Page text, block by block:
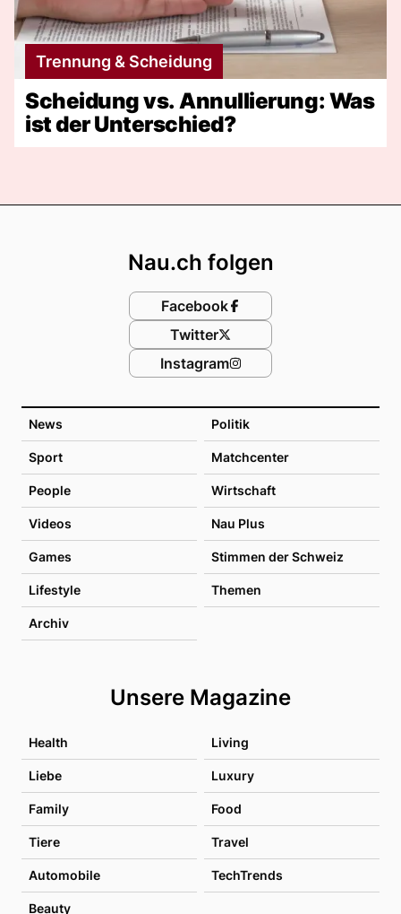
Trennung & Scheidung
Scheidung vs. Annullierung: Was
ist der Unterschied?
News Politik
Sport Matchcenter
People Wirtschaft
Videos Nau Plus
Games Stimmen der Schweiz
Lifestyle Themen
Archiv
Unsere Magazine
Health Living
Liebe Luxury
Family Food
Tiere Travel
Automobile TechTrends
Beauty
Nau.ch folgen
Facebook
Twitter
Instagram